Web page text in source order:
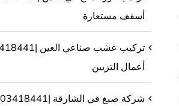
أسقف مستعارة
أعمال التزيين